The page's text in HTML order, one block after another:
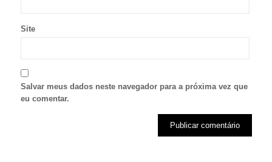
Site
Salvar meus dados neste navegador para a próxima vez que
eu comentar.